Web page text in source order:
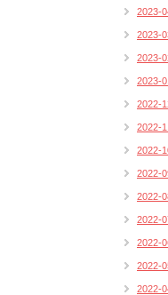
2023-
2023-
2023-
2023-
2022-
2022-
2022-
2022-
2022-
2022-
2022-
2022-
2022-